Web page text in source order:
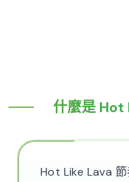
什麼是 Hot
Hot Like Lava